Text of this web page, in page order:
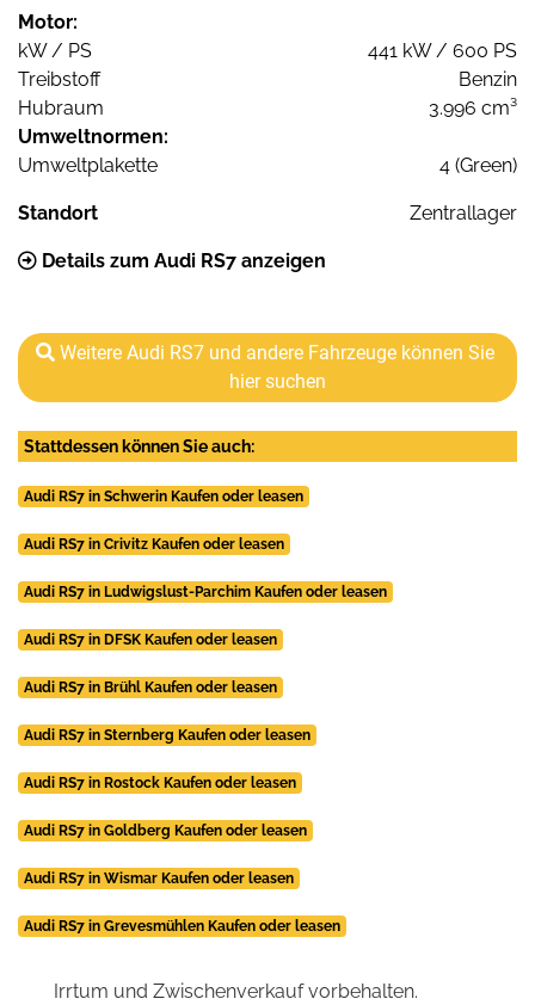
Motor:
kW / PS
441 kW / 600 PS
Treibstoff
Benzin
Hubraum
3.996 cm³
Umweltnormen:
Umweltplakette
4 (Green)
Standort Zentrallager
Details zum Audi RS7 anzeigen
Weitere Audi RS7 und andere Fahrzeuge können Sie
hier suchen
Stattdessen können Sie auch:
Audi RS7 in Schwerin Kaufen oder leasen
Audi RS7 in Crivitz Kaufen oder leasen
Audi RS7 in Ludwigslust-Parchim Kaufen oder leasen
Audi RS7 in DFSK Kaufen oder leasen
Audi RS7 in Brühl Kaufen oder leasen
Audi RS7 in Sternberg Kaufen oder leasen
Audi RS7 in Rostock Kaufen oder leasen
Audi RS7 in Goldberg Kaufen oder leasen
Audi RS7 in Wismar Kaufen oder leasen
Audi RS7 in Grevesmühlen Kaufen oder leasen
Irrtum und Zwischenverkauf vorbehalten.